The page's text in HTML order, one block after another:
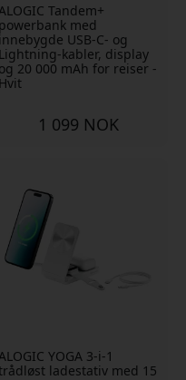
ALOGIC Tandem+
powerbank med
innebygde USB-C- og
Lightning-kabler, display
og 20 000 mAh for reiser -
Hvit
1 099 NOK
ALOGIC YOGA 3-i-1
ladestativ med 15